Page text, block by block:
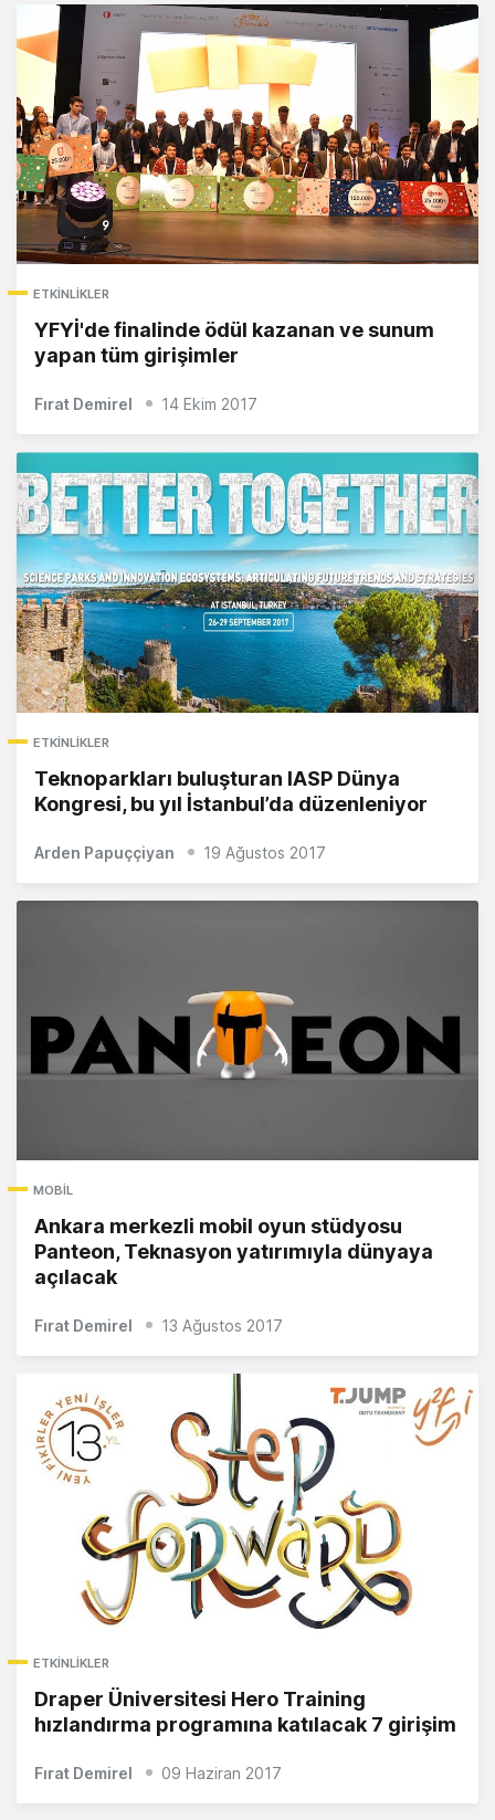
ETKINLIKLER
YFYİ'de finalinde ödül kazanan ve sunum
yapan tüm girişimler
Fırat Demirel 14 Ekim 2017
ETKINLIKLER
Teknoparkları buluşturan IASP Dünya
Kongresi, bu yıl İstanbul’da düzenleniyor
Arden Papuççiyan 19 Ağustos 2017
MOBIL
Ankara merkezli mobil oyun stüdyosu
Panteon, Teknasyon yatırımıyla dünyaya
açılacak
Fırat Demirel 13 Ağustos 2017
ETKINLIKLER
Draper Üniversitesi Hero Training
hızlandırma programına katılacak 7 girişim
Fırat Demirel 09 Haziran 2017